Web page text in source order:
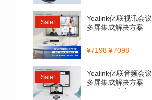
Sale!
Yealink亿联视讯会议
多屏集成解决方案
¥7198 ¥7098
Sale!
Yealink亿联音频会议
多屏集成解决方案
（CP700全向...